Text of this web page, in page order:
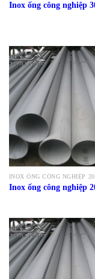
Inox ống công nghiệp
INOX ỐNG CÔNG NGHIỆP
Inox ống công nghiệp